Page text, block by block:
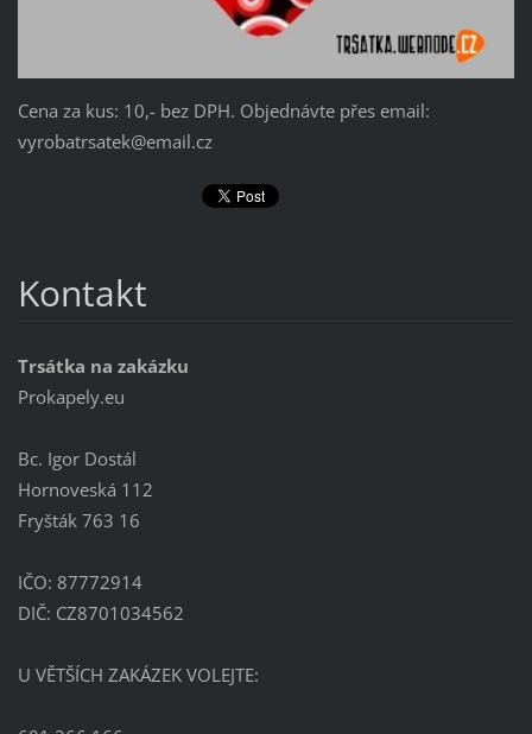
Cena za kus: 10,- bez DPH. Objednávte přes email:
vyrobatrsatek@email.cz
Kontakt
Trsátka na zakázku
Prokapely.eu
Bc. Igor Dostál
Hornoveská 112
Fryšták 763 16
IČO: 87772914
DIČ: CZ8701034562
U VĚTŠÍCH ZAKÁZEK VOLEJTE: